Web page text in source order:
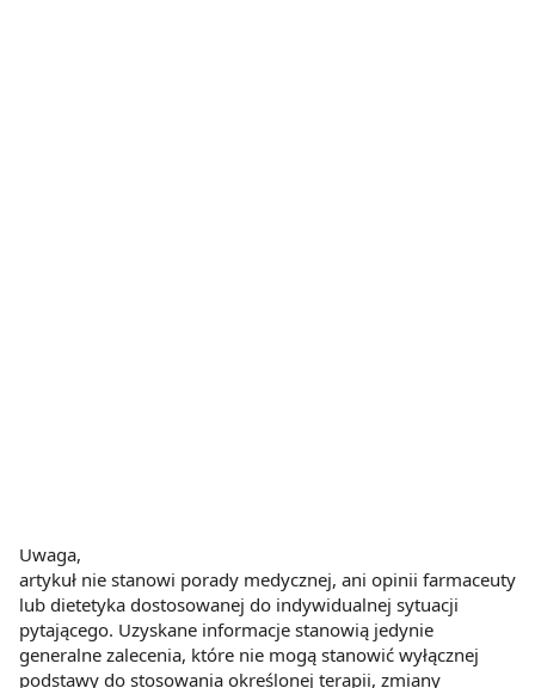
Uwaga,
artykuł nie stanowi porady medycznej, ani opinii farmaceuty
lub dietetyka dostosowanej do indywidualnej sytuacji
pytającego. Uzyskane informacje stanowią jedynie
generalne zalecenia, które nie mogą stanowić wyłącznej
podstawy do stosowania określonej terapii, zmiany